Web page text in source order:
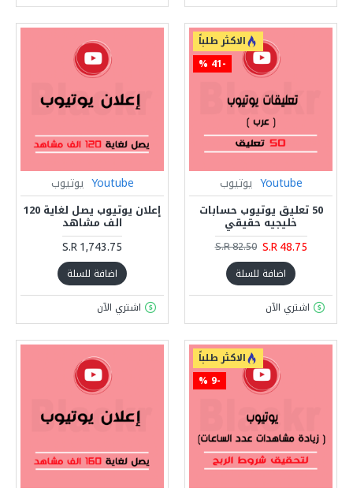
الاكثر طلباً
-41 %
Youtube يوتيوب
50 تعليق يوتيوب حسابات
خليجيه حقيقي
S.R 48.75
S.R 82.50
اضافة للسلة
اشتري الآن
Youtube يوتيوب
إعلان يوتيوب يصل لغاية 120
الف مشاهد
S.R 1,743.75
اضافة للسلة
اشتري الآن
الاكثر طلباً
-9 %